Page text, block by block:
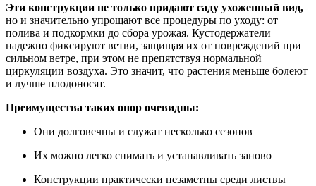
Эти конструкции не только придают саду ухоженный вид,
но и значительно упрощают все процедуры по уходу: от
полива и подкормки до сбора урожая. Кустодержатели
надежно фиксируют ветви, защищая их от повреждений при
сильном ветре, при этом не препятствуя нормальной
циркуляции воздуха. Это значит, что растения меньше болеют
и лучше плодоносят.
Преимущества таких опор очевидны:
Они долговечны и служат несколько сезонов
Их можно легко снимать и устанавливать заново
Конструкции практически незаметны среди листвы